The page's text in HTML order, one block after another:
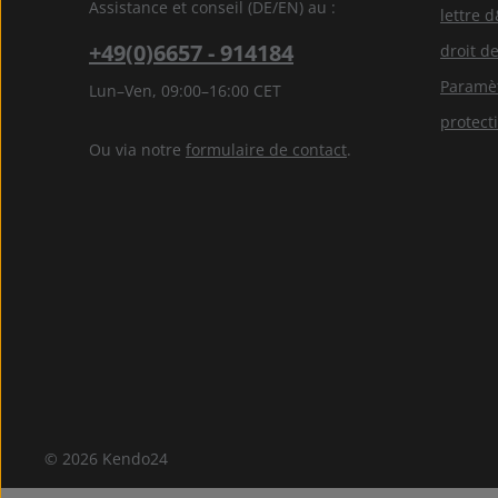
Assistance et conseil (DE/EN) au :
+49(0)6657 - 914184
Lun–Ven, 09:00–16:00 CET
Ou via notre formulaire de contact.
lettre
droit
© 2026 Kendo24